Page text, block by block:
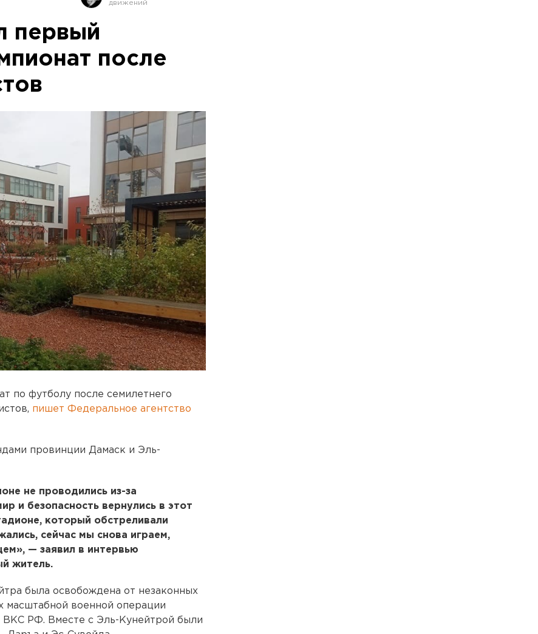
первый
после
по футболу после семилетнего
пишет Федеральное агентство
провинции Дамаск и Эль-
не проводились из-за
и безопасность вернулись в этот
который обстреливали
сейчас мы снова играем,
— заявил в интервью
житель.
была освобождена от незаконных
масштабной военной операции
РФ. Вместе с Эль-Кунейтрой были